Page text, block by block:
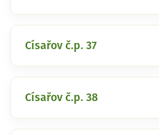
Císařov č.p. 37
Císařov č.p. 38